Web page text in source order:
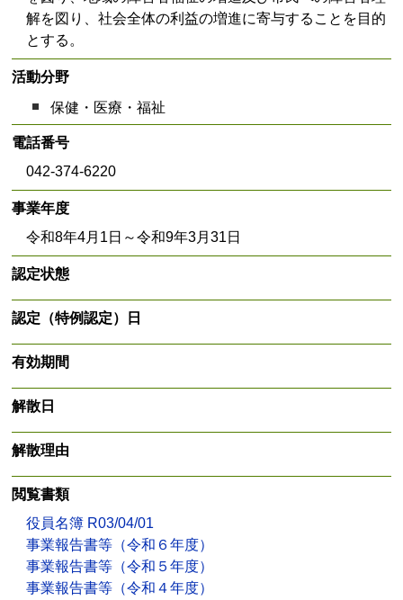
解を図り、社会全体の利益の増進に寄与することを目的
とする。
活動分野
保健・医療・福祉
電話番号
042-374-6220
事業年度
令和8年4月1日～令和9年3月31日
認定状態
認定（特例認定）日
有効期間
解散日
解散理由
閲覧書類
役員名簿 R03/04/01
事業報告書等（令和６年度）
事業報告書等（令和５年度）
事業報告書等（令和４年度）